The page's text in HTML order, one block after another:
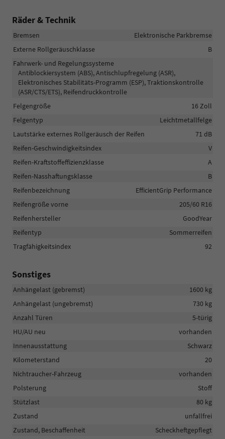
Räder & Technik
Bremsen
Elektronische Parkbremse
Externe Rollgeräuschklasse
B
Fahrwerk- und Regelungssysteme
Antiblockiersystem (ABS), Antischlupfregelung (ASR),
Elektronisches Stabilitäts-Programm (ESP), Traktionskontrolle
(ASR/CTS/ETS), Reifendruckkontrolle
Felgengröße
16 Zoll
Felgentyp
Leichtmetallfelge
Lautstärke externes Rollgeräusch der Reifen
71 dB
Reifen-Geschwindigkeitsindex
V
Reifen-Kraftstoffeffizienzklasse
A
Reifen-Nasshaftungsklasse
B
Reifenbezeichnung
EfficientGrip Performance
Reifengröße vorne
205/60 R16
Reifenhersteller
GoodYear
Reifentyp
Sommerreifen
Tragfähigkeitsindex
92
Sonstiges
Anhängelast (gebremst)
1600 kg
Anhängelast (ungebremst)
730 kg
Anzahl Türen
5-türig
HU/AU neu
vorhanden
Innenausstattung
Schwarz
Kilometerstand
20
Nichtraucher-Fahrzeug
vorhanden
Polsterung
Stoff
Stützlast
80 kg
Zustand
unfallfrei
Zustand, Beschaffenheit
Scheckheftgepflegt